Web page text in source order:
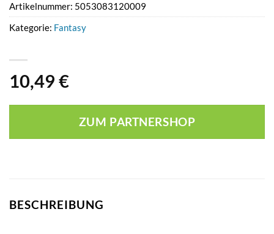
10,49 €
ZUM PARTNERSHOP
Artikelnummer: 5053083120009
Kategorie: Fantasy
BESCHREIBUNG